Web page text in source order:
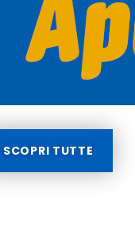
SCOPRI TUTTE